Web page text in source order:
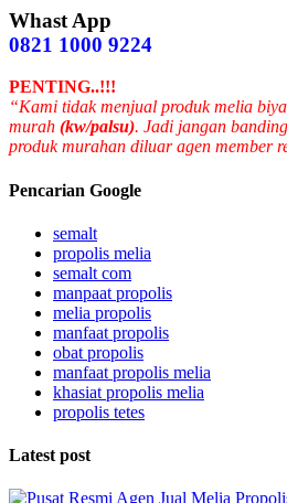
Whast App
0821 1000 9224
PENTING..!!!
“Kami tidak menjual produk melia
murah (kw/palsu). Jadi jangan
produk murahan diluar agen member
Pencarian Google
semalt
propolis melia
semalt com
manpaat propolis
melia propolis
manfaat propolis
obat propolis
manfaat propolis melia
khasiat propolis melia
propolis tetes
Latest post